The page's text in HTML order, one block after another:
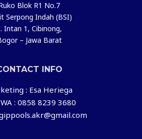
Blok R1 No.7
Serpong Indah (BSI)
Intan 1, Cibinong,
– Jawa Barat
INFO
: Esa Heriega
: 0858 8239 3680